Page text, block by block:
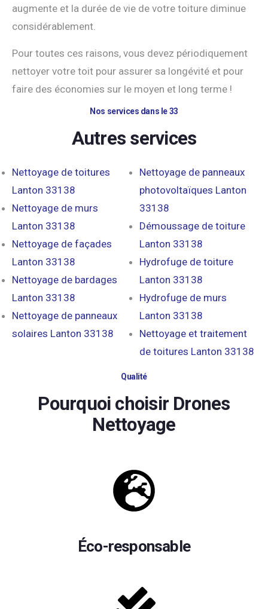
augmente et la durée de vie de votre toiture diminue
considérablement.
Pour toutes ces raisons, vous devez périodiquement
nettoyer votre toit pour assurer sa longévité et pour
faire des économies sur le moyen et long terme !
Nos services dans le 33
Autres services
Nettoyage de toitures
Lanton 33138
Nettoyage de murs
Lanton 33138
Nettoyage de façades
Lanton 33138
Nettoyage de bardages
Lanton 33138
Nettoyage de panneaux
solaires Lanton 33138
Nettoyage de panneaux
photovoltaïques Lanton
33138
Démoussage de toiture
Lanton 33138
Hydrofuge de toiture
Lanton 33138
Hydrofuge de murs
Lanton 33138
Nettoyage et traitement
de toitures Lanton 33138
Qualité
Pourquoi choisir Drones
Nettoyage
Éco-responsable